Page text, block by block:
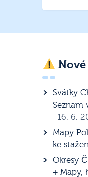
Svátky
Seznam
16. 6.
Mapy
ke
Okresy
+ Mapy,